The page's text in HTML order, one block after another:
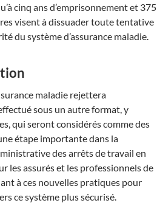
cinq ans d’emprisonnement et 375
visent à dissuader toute tentative
du système d’assurance maladie.
maladie rejettera
sous un autre format, y
qui seront considérés comme des
étape importante dans la
des arrêts de travail en
les assurés et les professionnels de
à ces nouvelles pratiques pour
ce système plus sécurisé.